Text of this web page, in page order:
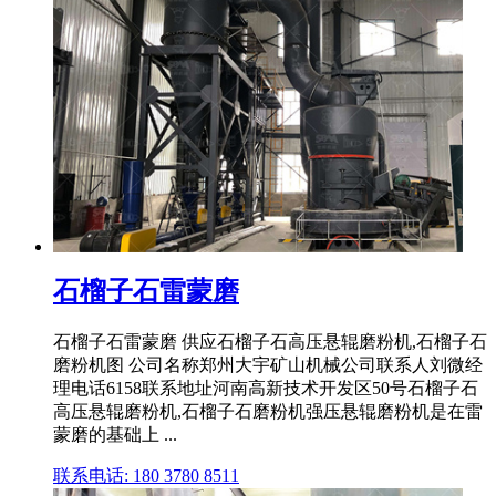
石榴子石雷蒙磨
石榴子石雷蒙磨 供应石榴子石高压悬辊磨粉机,石榴子石
磨粉机图 公司名称郑州大宇矿山机械公司联系人刘微经
理电话6158联系地址河南高新技术开发区50号石榴子石
高压悬辊磨粉机,石榴子石磨粉机强压悬辊磨粉机是在雷
蒙磨的基础上 ...
联系电话: 180 3780 8511